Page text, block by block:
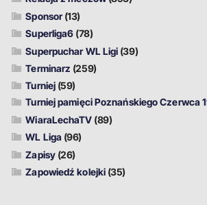
Sponsor(13)
Superliga6 (78)
Superpuchar WL Ligi (39)
Terminarz (259)
Turniej (59)
Turniej pamięci Poznańskiego Czerwca
WiaraLechaTV (89)
WL Liga (96)
Zapisy(26)
Zapowiedź kolejki (35)